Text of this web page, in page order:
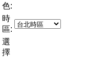
色:
時
區:
選
擇